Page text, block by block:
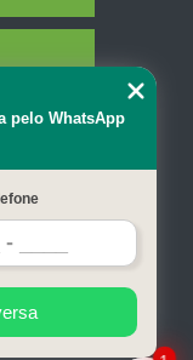
pelo WhatsApp